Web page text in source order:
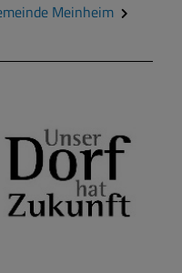
Meinheim